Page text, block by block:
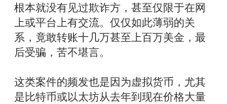
根本就没有见过欺诈方，甚至仅限于在网
上或平台上有交流。仅仅如此薄弱的关
系，竟敢转账十几万甚至上百万美金，最
后受骗，苦不堪言。
这类案件的频发也是因为虚拟货币，尤其
是比特币或以太坊从去年到现在价格大量